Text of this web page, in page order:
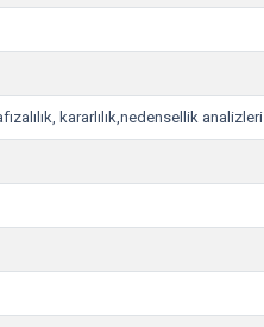
kararlılık,nedensellik analizleri